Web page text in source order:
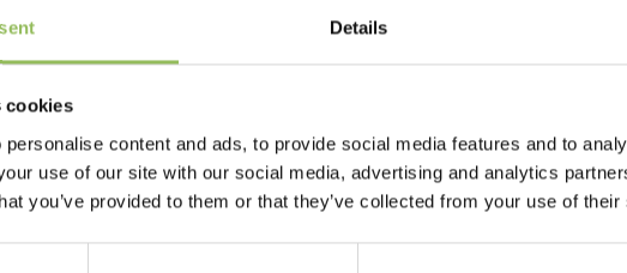
Details
cookies
content and ads, to provide social media features and to
use of our site with our social media, advertising and analytics
you’ve provided to them or that they’ve collected from your use of
in modo che stia comodamente in bocca - aumenta la soddisfazione del
di mango